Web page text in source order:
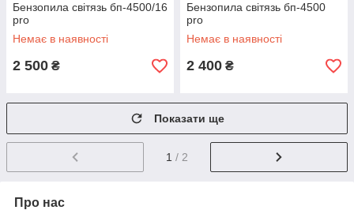
Бензопила світязь бп-4500/16
pro
Немає в наявності
2 500 ₴
Бензопила світязь бп-4500
pro
Немає в наявності
2 400 ₴
Показати ще
1 / 2
Про нас